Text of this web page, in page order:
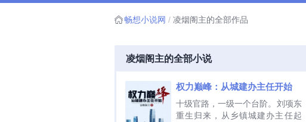
畅想小说网 凌烟阁主的全部作品
凌烟阁主的全部小说
权力巅峰：从城建办主任开始
十级官路，一级一个台阶。刘项东
重生归来，从乡镇城建办主任起